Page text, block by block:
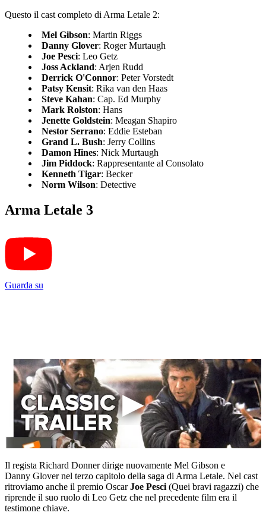
Questo il cast completo di Arma Letale 2:
Mel Gibson: Martin Riggs
Danny Glover: Roger Murtaugh
Joe Pesci: Leo Getz
Joss Ackland: Arjen Rudd
Derrick O'Connor: Peter Vorstedt
Patsy Kensit: Rika van den Haas
Steve Kahan: Cap. Ed Murphy
Mark Rolston: Hans
Jenette Goldstein: Meagan Shapiro
Nestor Serrano: Eddie Esteban
Grand L. Bush: Jerry Collins
Damon Hines: Nick Murtaugh
Jim Piddock: Rappresentante al Consolato
Kenneth Tigar: Becker
Norm Wilson: Detective
Arma Letale 3
Guarda su
Il regista Richard Donner dirige nuovamente Mel Gibson e
Danny Glover nel terzo capitolo della saga di Arma Letale. Nel cast
ritroviamo anche il premio OscarJoe Pesci (Quei bravi ragazzi) che
riprende il suo ruolo di Leo Getz che nel precedente film era il
testimone chiave.